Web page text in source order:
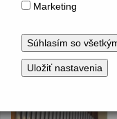
Marketing